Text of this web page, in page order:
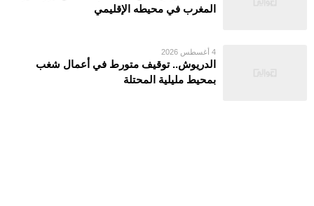
المغرب في محيطه الإقليمي
4 أغسطس 2026
الدريوش.. توقيف متورط في أعمال شغب
بمحيط مليلية المحتلة